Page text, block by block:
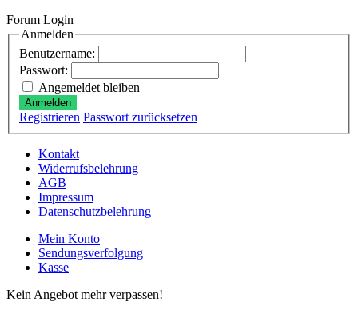
Forum Login
Anmelden
Benutzername:
Passwort:
Angemeldet bleiben
Anmelden
Registrieren Passwort zurücksetzen
Kontakt
Widerrufsbelehrung
AGB
Impressum
Datenschutzbelehrung
Mein Konto
Sendungsverfolgung
Kasse
Kein Angebot mehr verpassen!